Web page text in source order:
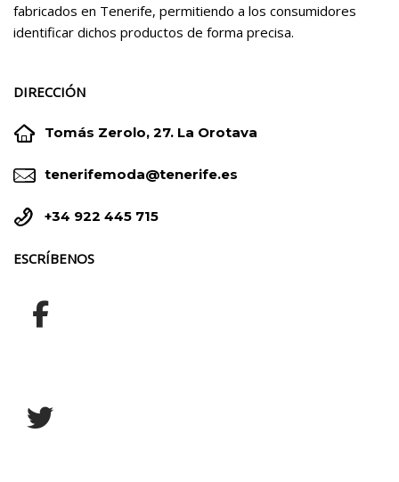
fabricados en Tenerife, permitiendo a los consumidores
identificar dichos productos de forma precisa.
DIRECCIÓN

 Tomás Zerolo, 27. La Orotava

 tenerifemoda@tenerife.es

 +34 922 445 715
ESCRÍBENOS